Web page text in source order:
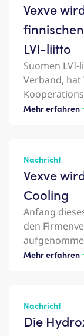
Vexve
LVI-liitto
Suomen LVI-
Verband, hat
Mehr erfahren
Nachricht
Vexve
Cooling
Anfang
den
Mehr erfahren
Nachricht
Die